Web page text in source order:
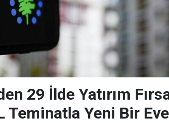
29 İlde Yatırım
Teminatla Yeni Bir